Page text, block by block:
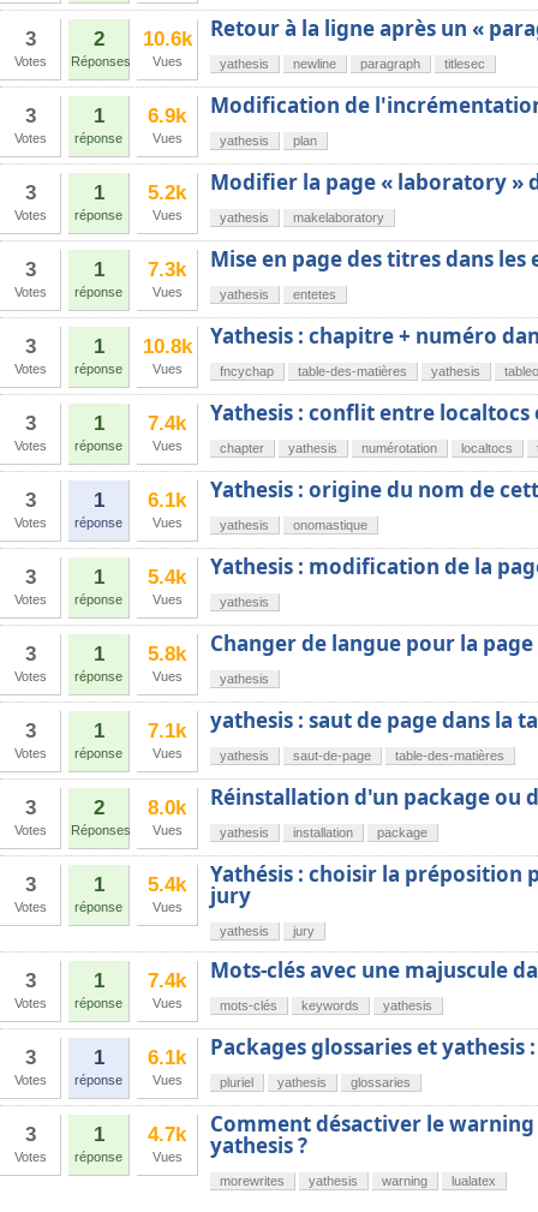
3
Votes
2
Réponses
10.6k
Vues
Retour à la ligne après un «
yathesis newline paragraph titlesec
3
Votes
1
réponse
6.9k
Vues
Modification de
yathesis plan
3
Votes
1
réponse
5.2k
Vues
Modifier la page « laboratory »
yathesis makelaboratory
3
Votes
1
réponse
7.3k
Vues
Mise en page des titres dans les
yathesis entetes
3
Votes
1
réponse
10.8k
Vues
Yathesis : chapitre + numéro
fncychap table-des-matières yathesis
3
Votes
1
réponse
7.4k
Vues
Yathesis : conflit entre
chapter yathesis numérotation localtocs
3
Votes
1
réponse
6.1k
Vues
Yathesis : origine du nom de
yathesis onomastique
3
Votes
1
réponse
5.4k
Vues
Yathesis : modification de la
yathesis
3
Votes
1
réponse
5.8k
Vues
Changer de langue pour la
yathesis
3
Votes
1
réponse
7.1k
Vues
yathesis : saut de page dans la
yathesis saut-de-page table-des-matières
3
Votes
2
Réponses
8.0k
Vues
Réinstallation d'un package ou
yathesis installation package
3
Votes
1
réponse
5.4k
Vues
Yathésis : choisir la préposition
jury
yathesis jury
3
Votes
1
réponse
7.4k
Vues
Mots-clés avec une majuscule
mots-clés keywords yathesis
3
Votes
1
réponse
6.1k
Vues
Packages glossaries et
pluriel yathesis glossaries
3
Votes
1
réponse
4.7k
Vues
Comment désactiver le
yathesis ?
morewrites yathesis warning lualatex